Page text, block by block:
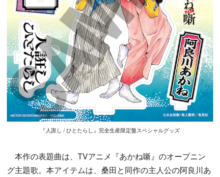
『人誑し / ひとたらし』完全生産限定盤スペシャルグッズ
本作の表題曲は、TVアニメ『あかね噺』のオープニン
グ主題歌。本アイテムは、桑田と同作の主人公の阿良川あ